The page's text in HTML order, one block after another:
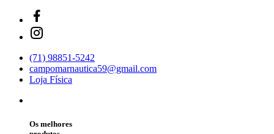
(71) 98851-5242
campomarnautica59@gmail.com
Loja Física
Os melhores